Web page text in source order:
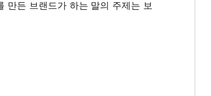
만든 브랜드가 하는 말의 주제는 보